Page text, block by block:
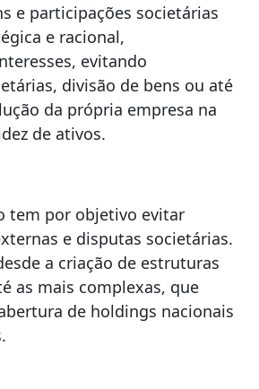
e participações societárias
e racional,
evitando
divisão de bens ou até
da própria empresa na
de ativos.
tem por objetivo evitar
e disputas societárias.
a criação de estruturas
as mais complexas, que
de holdings nacionais